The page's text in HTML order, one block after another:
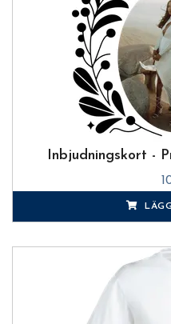
Inbjudningskort -